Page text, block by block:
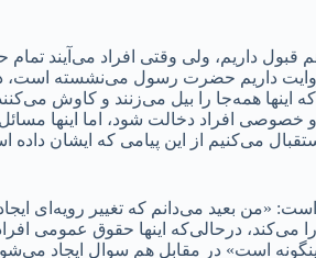
قبول داریم، ولی وقتی افراد می‌‌آیند
داریم حضرت رسول می‌نشسته است،
اینها همه‌جا را بیل می‌زنند و کاوش
افراد دخالت شود، اما اینها
می‌کنیم از این پیامی که ایشان
است: «من بعید می‌دانم که تغییر رویه‌ای
درحالی‌که اینها حقوق عمومی افراد
است» در مقابل هم سوال ایجاد